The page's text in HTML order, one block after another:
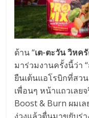
ด้าน “เต-ตะวัน วิหค
มาร่วมงานครั้งนี้ว่า
ยืนเต้นแอโรบิกที่สว
เพื่อนๆ หน้าแถวเลย
Boost & Burn ผมเ